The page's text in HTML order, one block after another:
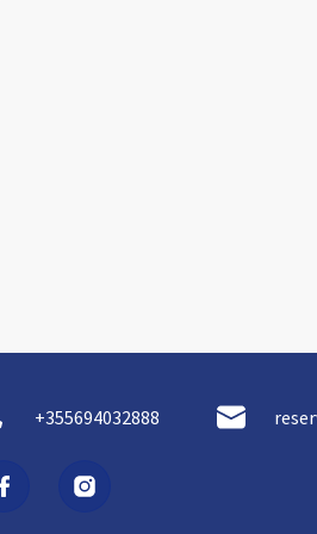
+355694032888